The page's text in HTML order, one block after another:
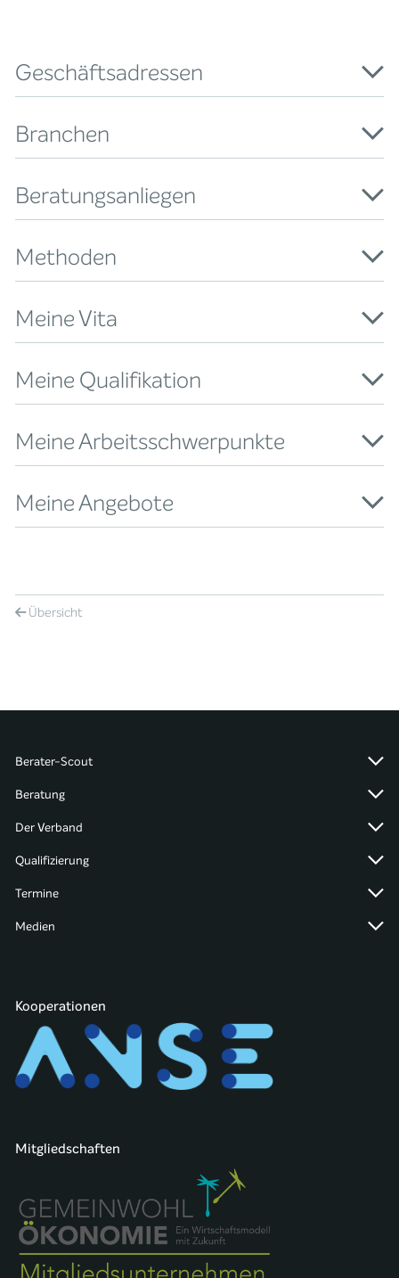
Geschäftsadressen
Branchen
Beratungsanliegen
Methoden
Meine Vita
Meine Qualifikation
Meine Arbeitsschwerpunkte
Meine Angebote
Übersicht
Berater-Scout
Beratung
Der Verband
Qualifizierung
Termine
Medien
Kooperationen
Mitgliedschaften